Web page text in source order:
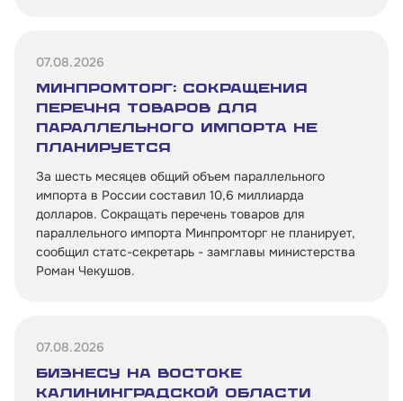
Малому и среднему бизнесу
О Корпорации
07.08.2026
Минпромторг: Сокращения
перечня товаров для
параллельного импорта не
планируется
За шесть месяцев общий объем параллельного
импорта в России составил 10,6 миллиарда
долларов. Сокращать перечень товаров для
параллельного импорта Минпромторг не планирует,
сообщил статс-секретарь - замглавы министерства
Роман Чекушов.
07.08.2026
Бизнесу на востоке
Калининградской области